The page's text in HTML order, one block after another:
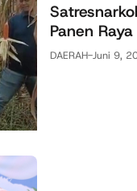
Panen
DAERAH-Juni 9,